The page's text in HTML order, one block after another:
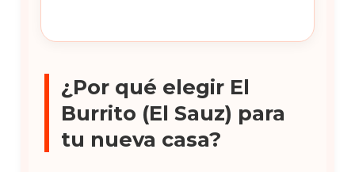
¿Por qué elegir El
Burrito (El Sauz) para
tu nueva casa?